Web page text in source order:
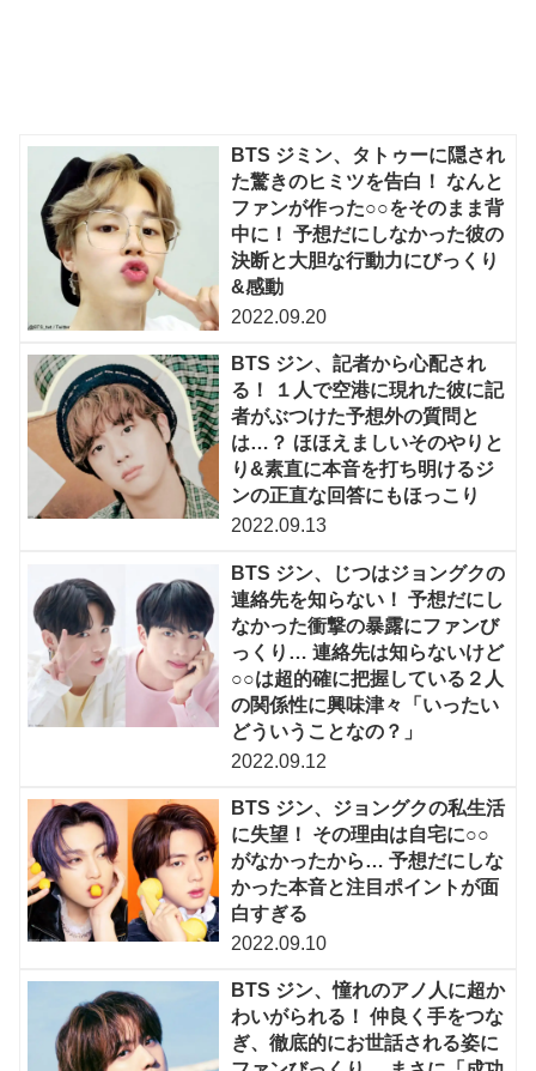
BTS ジミン、タトゥーに隠され
た驚きのヒミツを告白！ なんと
ファンが作った○○をそのまま背
中に！ 予想だにしなかった彼の
決断と大胆な行動力にびっくり
&感動
2022.09.20
BTS ジン、記者から心配され
る！ １人で空港に現れた彼に記
者がぶつけた予想外の質問と
は…？ ほほえましいそのやりと
り&素直に本音を打ち明けるジ
ンの正直な回答にもほっこり
2022.09.13
BTS ジン、じつはジョングクの
連絡先を知らない！ 予想だにし
なかった衝撃の暴露にファンび
っくり… 連絡先は知らないけど
○○は超的確に把握している２人
の関係性に興味津々「いったい
どういうことなの？」
2022.09.12
BTS ジン、ジョングクの私生活
に失望！ その理由は自宅に○○
がなかったから… 予想だにしな
かった本音と注目ポイントが面
白すぎる
2022.09.10
BTS ジン、憧れのアノ人に超か
わいがられる！ 仲良く手をつな
ぎ、徹底的にお世話される姿に